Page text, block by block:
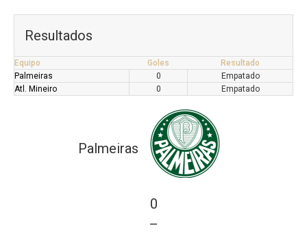
Resultados
Equipo Goles
Resultado
Palmeiras
0
Empatado
Atl. Mineiro
0 Empatado
Palmeiras
0
—